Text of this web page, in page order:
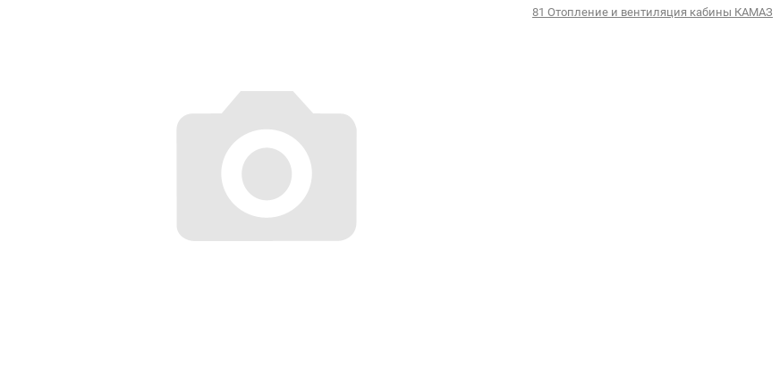
81 Отопление и вентиляция кабины КАМАЗ